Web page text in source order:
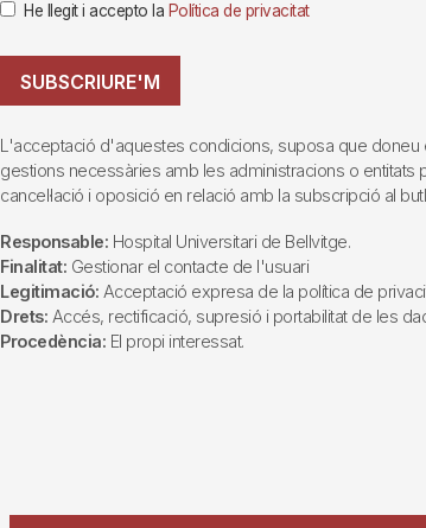
He llegit i accepto la Política de privacitat
SUBSCRIURE'M
L'acceptació d'aquestes condicions, suposa que doneu
gestions necessàries amb les administracions o entitats
cancel·lació i oposició en relació amb la subscripció al
Responsable: Hospital Universitari de Bellvitge.
Finalitat: Gestionar el contacte de l'usuari
Legitimació: Acceptació expresa de la política de
Drets: Accés, rectificació, supresió i portabilitat de les
Procedència: El propi interessat.